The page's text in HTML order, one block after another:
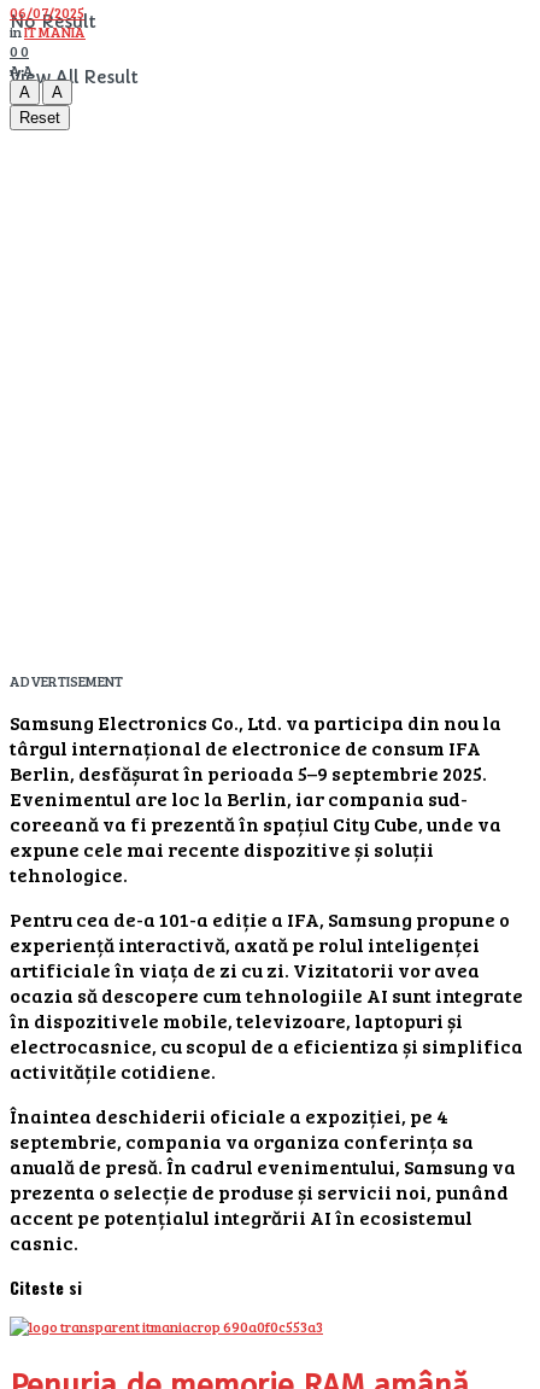
No Result
View All Result
06/07/2025
inIT MANIA
00
AA
A
A
Reset
ADVERTISEMENT
Samsung Electronics Co., Ltd. va participa din nou la
târgul internațional de electronice de consum IFA
Berlin, desfășurat în perioada 5–9 septembrie 2025.
Evenimentul are loc la Berlin, iar compania sud-
coreeană va fi prezentă în spațiul City Cube, unde va
expune cele mai recente dispozitive și soluții
tehnologice.
Pentru cea de-a 101-a ediție a IFA, Samsung propune o
experiență interactivă, axată pe rolul inteligenței
artificiale în viața de zi cu zi. Vizitatorii vor avea
ocazia să descopere cum tehnologiile AI sunt integrate
în dispozitivele mobile, televizoare, laptopuri și
electrocasnice, cu scopul de a eficientiza și simplifica
activitățile cotidiene.
Înaintea deschiderii oficiale a expoziției, pe 4
septembrie, compania va organiza conferința sa
anuală de presă. În cadrul evenimentului, Samsung va
prezenta o selecție de produse și servicii noi, punând
accent pe potențialul integrării AI în ecosistemul
casnic.
Citeste si